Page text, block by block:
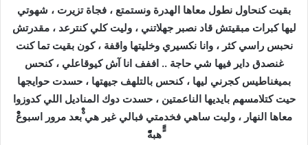
بقيت كنحاول نطول معاها الهدرة ونستمتع ، فجاة تزيرت ، شهوتي
ليها كبرات مبقيتش قاد نصبر جهلاتني ، وليت كلي كنترعد ، مقدرتش
نحبس راسي كثر ، وانا نكسيري وخليتها واقفة ، كون بقيت تما كنت
غنصدق داير فيها شي حاجة .. اففف انا آش كيوقاعلي ، كنحس
بميغناطيس كجرني ليها ، كنحس بالتلهف جيهتها ، حسدت حوايجها
حيت كتلامسهم بايديها الناعمتين ، حسدت دوك المناديل اللي كدوزوا
معاها النهار ، وليت ساهي فخدمتي فبالي غير هي ْْْبعد مرور اسبوعْْْْ
ًًًهبةًًًً